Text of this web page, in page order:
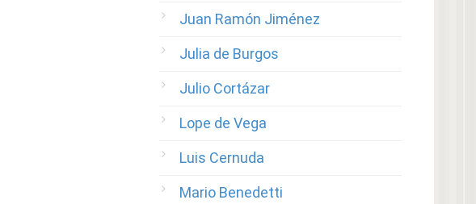
Juan Ramón Jiménez
Julia de Burgos
Julio Cortázar
Lope de Vega
Luis Cernuda
Mario Benedetti